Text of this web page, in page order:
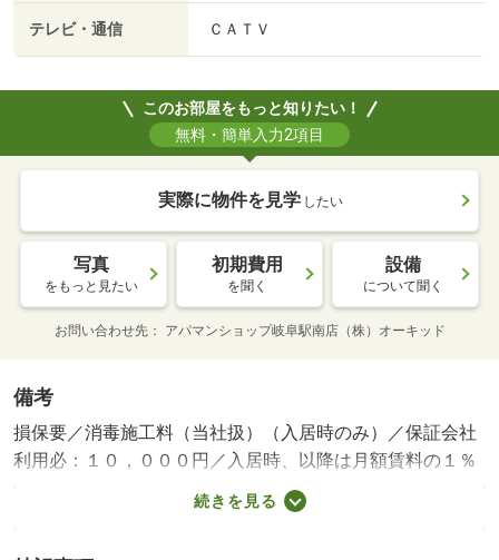
テレビ・通信 ＣＡＴＶ
このお部屋をもっと知りたい！
無料・簡単入力2項目
実際に物件を見学 したい
写真
をもっと見たい
初期費用
を聞く
設備
について聞く
お問い合わせ先 アパマンショップ岐阜駅南店（株）オーキッド
備考
損保要／消毒施工料（当社扱）（入居時のみ）／保証会社
利用必：１０，０００円／入居時、以降は月額賃料の１％
／毎月（入居期間中）／［退去時費用 退去費用実費精算
※故意・過失等別途実費］ ハウスクリーニング代４６，
続きを見る